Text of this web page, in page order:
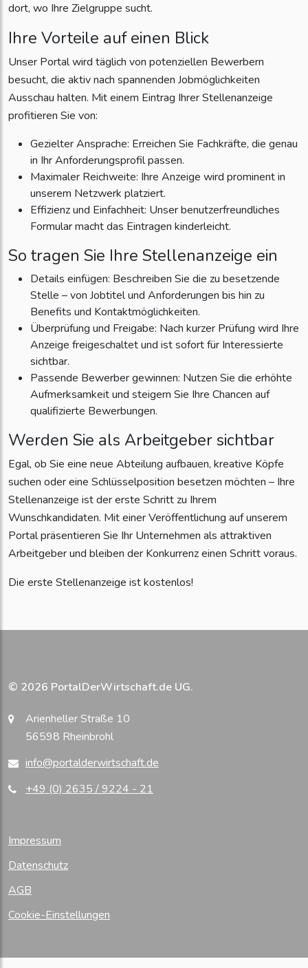
dort, wo Ihre Zielgruppe sucht.
Ihre Vorteile auf einen Blick
Unser Portal wird täglich von potenziellen Bewerbern
besucht, die aktiv nach spannenden Jobmöglichkeiten
Ausschau halten. Mit einem Eintrag Ihrer Stellenanzeige
profitieren Sie von:
Gezielter Ansprache: Erreichen Sie Fachkräfte, die genau
in Ihr Anforderungsprofil passen.
Maximaler Reichweite: Ihre Anzeige wird prominent in
unserem Netzwerk platziert.
Effizienz und Einfachheit: Unser benutzerfreundliches
Formular macht das Eintragen kinderleicht.
So tragen Sie Ihre Stellenanzeige ein
Details einfügen: Beschreiben Sie die zu besetzende
Stelle – von Jobtitel und Anforderungen bis hin zu
Benefits und Kontaktmöglichkeiten.
Überprüfung und Freigabe: Nach kurzer Prüfung wird Ihre
Anzeige freigeschaltet und ist sofort für Interessierte
sichtbar.
Passende Bewerber gewinnen: Nutzen Sie die erhöhte
Aufmerksamkeit und steigern Sie Ihre Chancen auf
qualifizierte Bewerbungen.
Werden Sie als Arbeitgeber sichtbar
Egal, ob Sie eine neue Abteilung aufbauen, kreative Köpfe
suchen oder eine Schlüsselposition besetzen möchten – Ihre
Stellenanzeige ist der erste Schritt zu Ihrem
Wunschkandidaten. Mit einer Veröffentlichung auf unserem
Portal präsentieren Sie Ihr Unternehmen als attraktiven
Arbeitgeber und bleiben der Konkurrenz einen Schritt voraus.
Die erste Stellenanzeige ist kostenlos!
© 2026 PortalDerWirtschaft.de UG.
Arienheller Straße 10
56598 Rheinbrohl
info@portalderwirtschaft.de
+49 (0) 2635 / 9224 - 21
Impressum
Datenschutz
AGB
Cookie-Einstellungen